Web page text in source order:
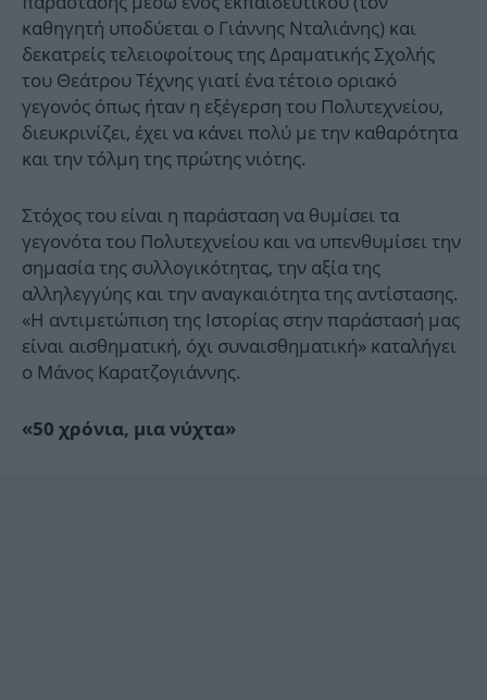
καθηγητή υποδύεται ο Γιάννης Νταλιάνης) και
δεκατρείς τελειοφοίτους της Δραματικής Σχολής
του Θεάτρου Τέχνης γιατί ένα τέτοιο οριακό
γεγονός όπως ήταν η εξέγερση του Πολυτεχνείου,
διευκρινίζει, έχει να κάνει πολύ με την καθαρότητα
και την τόλμη της πρώτης νιότης.
Στόχος του είναι η παράσταση να θυμίσει τα
γεγονότα του Πολυτεχνείου και να υπενθυμίσει την
σημασία της συλλογικότητας, την αξία της
αλληλεγγύης και την αναγκαιότητα της αντίστασης.
«Η αντιμετώπιση της Ιστορίας στην παράστασή μας
είναι αισθηματική, όχι συναισθηματική» καταλήγει
ο Μάνος Καρατζογιάννης.
«50 χρόνια, μια νύχτα»